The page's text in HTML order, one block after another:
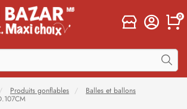
0
Produits gonflables
Balles et ballons